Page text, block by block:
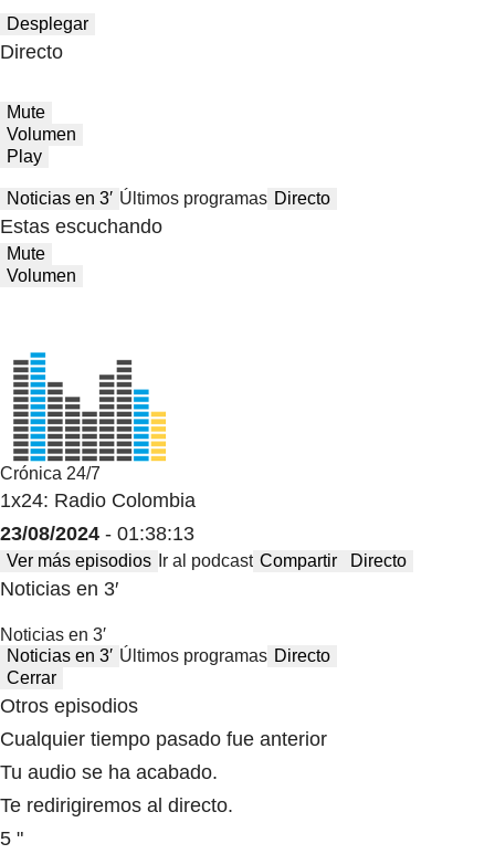
Desplegar
Directo
Mute
Volumen
Play
Noticias en 3′ Últimos programas Directo
Estas escuchando
Mute
Volumen
Crónica 24/7
1x24: Radio Colombia
23/08/2024 - 01:38:13
Ver más episodios Ir al podcast Compartir Directo
Noticias en 3′
Noticias en 3′
Noticias en 3′ Últimos programas Directo
Cerrar
Otros episodios
Cualquier tiempo pasado fue anterior
Tu audio se ha acabado.
Te redirigiremos al directo.
5 "